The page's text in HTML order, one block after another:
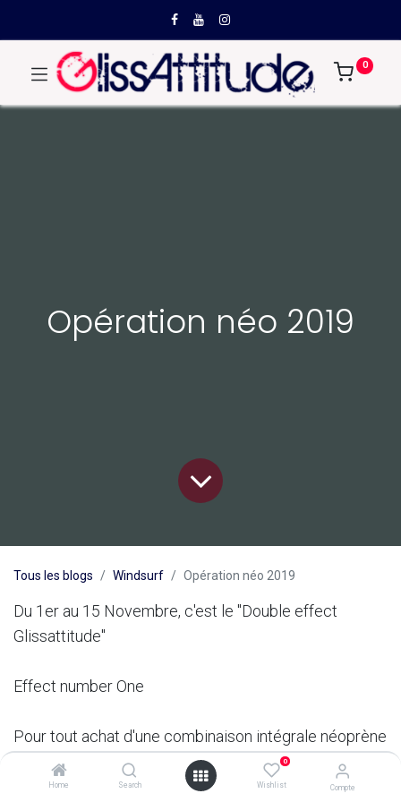
Home Search
0
Wishlist Compte
0
Opération néo 2019
Tous les blogs Windsurf Opération néo 2019
Du 1er au 15 Novembre, c'est le "Double effect
Glissattitude"
Effect number One
Pour tout achat d'une combinaison intégrale néoprène
adulte en magasin, Glissattitude vous offre